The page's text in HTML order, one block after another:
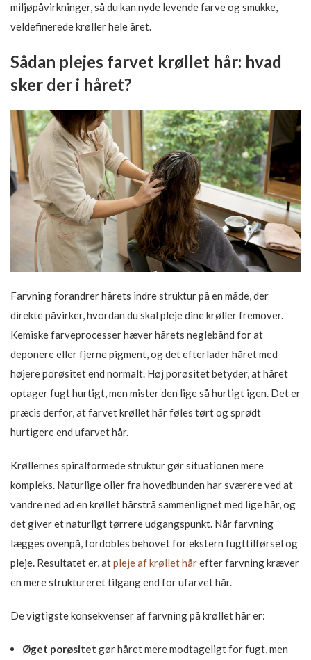
miljøpåvirkninger, så du kan nyde levende farve og smukke,
veldefinerede krøller hele året.
Sådan plejes farvet krøllet hår: hvad
sker der i håret?
Farvning forandrer hårets indre struktur på en måde, der
direkte påvirker, hvordan du skal pleje dine krøller fremover.
Kemiske farveprocesser hæver hårets neglebånd for at
deponere eller fjerne pigment, og det efterlader håret med
højere porøsitet end normalt. Høj porøsitet betyder, at håret
optager fugt hurtigt, men mister den lige så hurtigt igen. Det er
præcis derfor, at farvet krøllet hår føles tørt og sprødt
hurtigere end ufarvet hår.
Krøllernes spiralformede struktur gør situationen mere
kompleks. Naturlige olier fra hovedbunden har sværere ved at
vandre ned ad en krøllet hårstrå sammenlignet med lige hår, og
det giver et naturligt tørrere udgangspunkt. Når farvning
lægges ovenpå, fordobles behovet for ekstern fugttilførsel og
pleje. Resultatet er, atpleje af krøllet hårefter farvning kræver
en mere struktureret tilgang end for ufarvet hår.
De vigtigste konsekvenser af farvning på krøllet hår er:
Øget porøsitet gør håret mere modtageligt for fugt, men